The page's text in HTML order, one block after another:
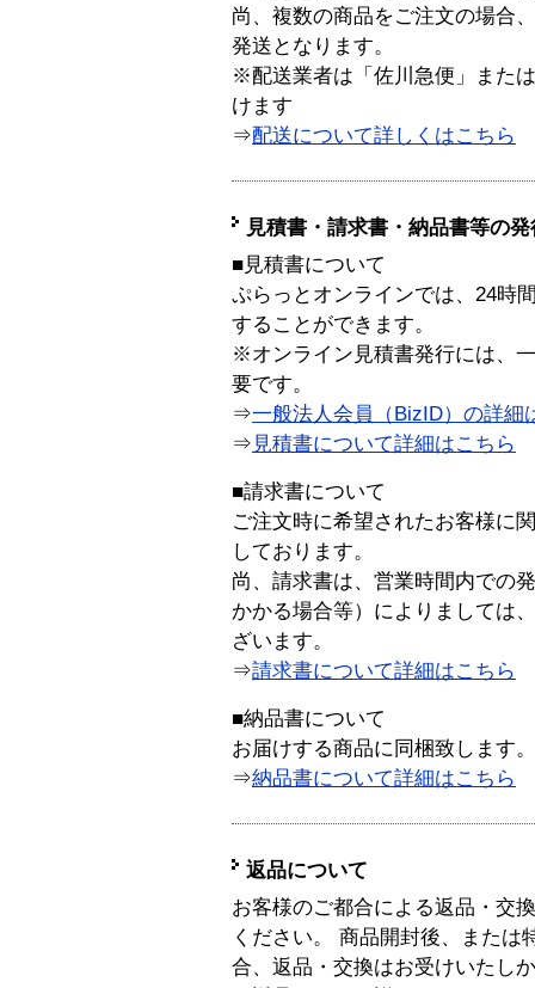
尚、複数の商品をご注文の場合
発送となります。
※配送業者は「佐川急便」また
けます
⇒配送について詳しくはこちら
見積書・請求書・納品書等の
■見積書について
ぷらっとオンラインでは、24時
することができます。
※オンライン見積書発行には、
要です。
⇒一般法人会員（BizID）の詳細
⇒ 見積書について詳細はこちら
■請求書について
ご注文時に希望されたお客様に
しております。
尚、請求書は、営業時間内での
かかる場合等）によりましては
ざいます。
⇒請求書について詳細はこちら
■納品書について
お届けする商品に同梱致します。
⇒納品書について詳細はこちら
返品について
お客様のご都合による返品・交
ください。 商品開封後、または
合、返品・交換はお受けいたし